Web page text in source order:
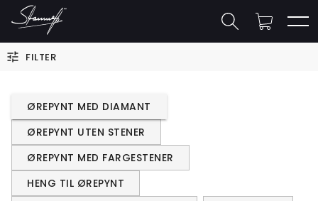
FILTER
ØREPYNT MED DIAMANT
ØREPYNT UTEN STENER
ØREPYNT MED FARGESTENER
HENG TIL ØREPYNT